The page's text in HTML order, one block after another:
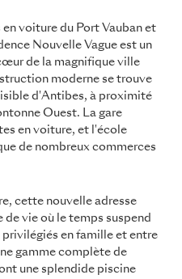
voiture du Port Vauban et
Nouvelle Vague est un
de la magnifique ville
moderne se trouve
d'Antibes, à proximité
Ouest. La gare
en voiture, et l'école
de nombreux commerces
cette nouvelle adresse
de vie où le temps suspend
en famille et entre
gamme complète de
une splendide piscine